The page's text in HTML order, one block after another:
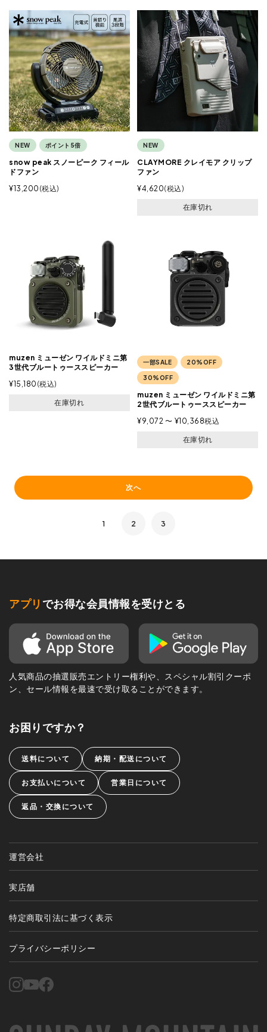
NEW ポイント5倍
snow peak スノーピーク フィール
ドファン
¥13,200 税込
NEW
CLAYMORE クレイモア クリップ
ファン
¥4,620 税込
在庫切れ
muzen ミューゼン ワイルドミニ第
3世代ブルートゥーススピーカー
¥15,180 税込
在庫切れ
一部SALE 20%OFF
30%OFF
muzen ミューゼン ワイルドミニ第
2世代ブルートゥーススピーカー
¥9,072 〜 ¥10,368税込
在庫切れ
次へ
1 2 3
アプリ でお得な会員情報を受けとる
人気商品の抽選販売エントリー権利や、スペシャル割引クーポ
ン、セール情報を最速で受け取ることができます。
お困りですか？
送料について 納期・配送について
お支払いについて 営業日について
返品・交換について
運営会社
実店舗
特定商取引法に基づく表示
プライバシーポリシー